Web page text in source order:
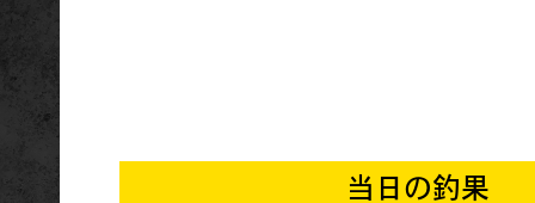
当日の釣果